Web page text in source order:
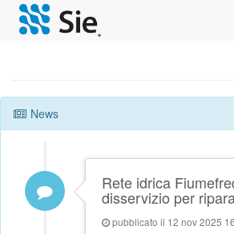
News
Rete idrica
disservizio per
pubblicato il 12 nov 2025